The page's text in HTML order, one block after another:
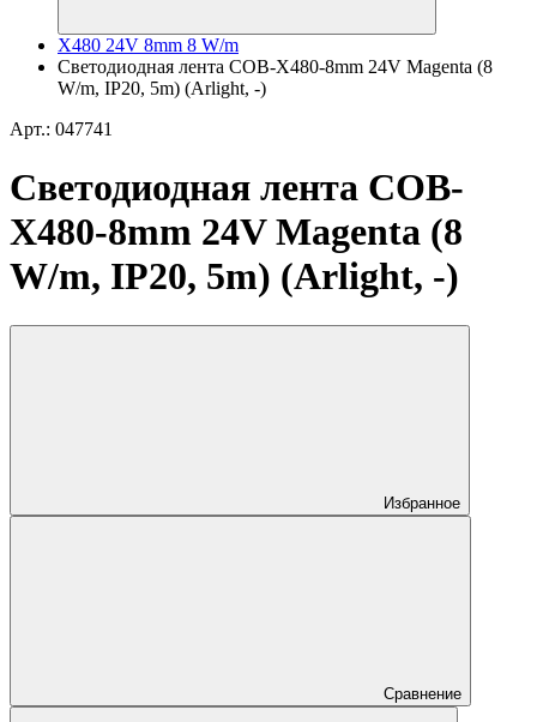
X480 24V 8mm 8 W/m
Светодиодная лента COB-X480-8mm 24V Magenta (8
W/m, IP20, 5m) (Arlight, -)
Арт.: 047741
Светодиодная лента COB-
X480-8mm 24V Magenta (8
W/m, IP20, 5m) (Arlight, -)
Избранное
Сравнение